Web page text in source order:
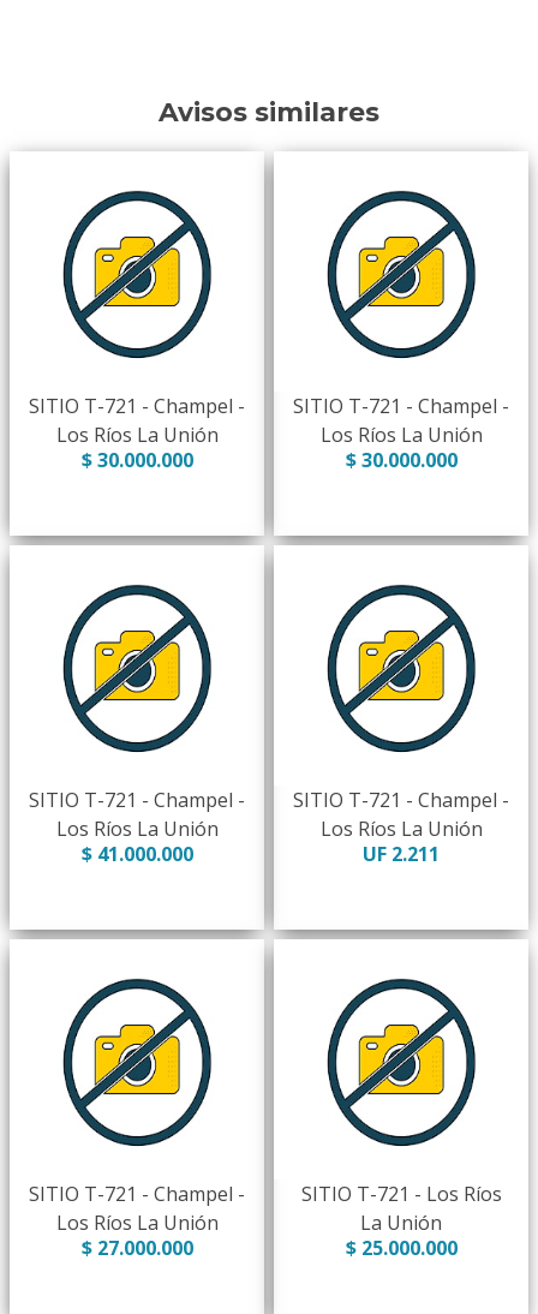
Avisos similares
SITIO T-721 - Champel -
Los Ríos La Unión
$ 30.000.000
SITIO T-721 - Champel -
Los Ríos La Unión
$ 30.000.000
SITIO T-721 - Champel -
Los Ríos La Unión
$ 41.000.000
SITIO T-721 - Champel -
Los Ríos La Unión
UF 2.211
SITIO T-721 - Champel -
Los Ríos La Unión
$ 27.000.000
SITIO T-721 - Los Ríos
La Unión
$ 25.000.000